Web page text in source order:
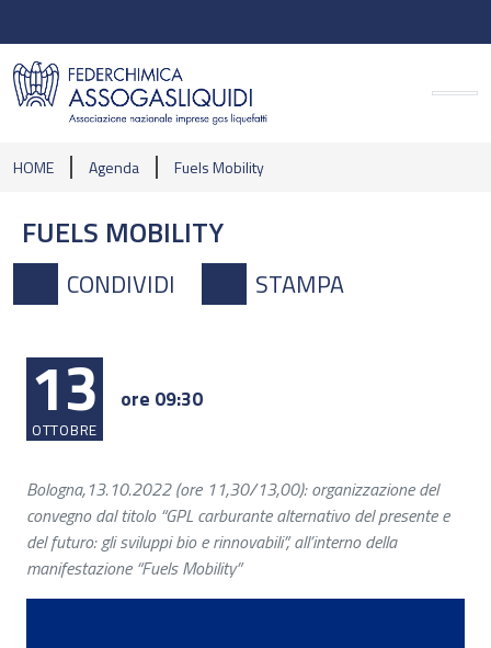
HOME Agenda Fuels Mobility
FUELS MOBILITY
CONDIVIDI STAMPA
13
OTTOBRE
ore 09:30
Bologna,13.10.2022 (ore 11,30/13,00): organizzazione del
convegno dal titolo “GPL carburante alternativo del presente e
del futuro: gli sviluppi bio e rinnovabili”, all’interno della
manifestazione “Fuels Mobility”